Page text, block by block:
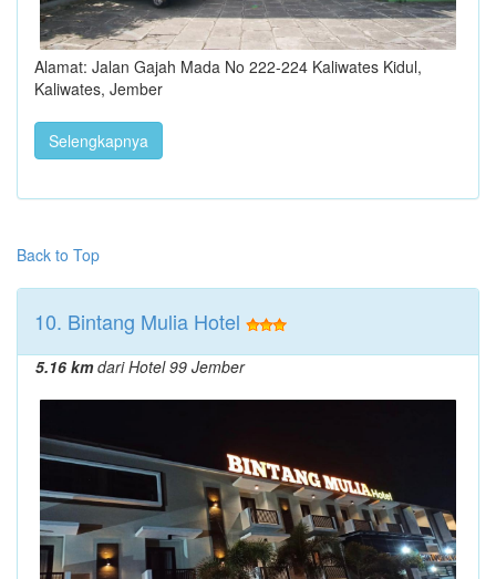
Alamat: Jalan Gajah Mada No 222-224 Kaliwates Kidul,
Kaliwates, Jember
Selengkapnya
Back to Top
10. Bintang Mulia Hotel
5.16 kmdari Hotel 99 Jember